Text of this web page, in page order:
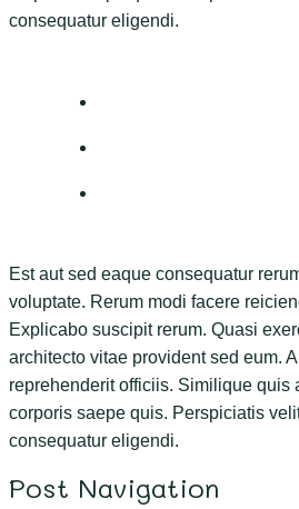
consequatur eligendi.
Est aut sed eaque consequatur
voluptate. Rerum modi facere
Explicabo suscipit rerum. Quasi
architecto vitae provident sed eum.
reprehenderit officiis. Similique quis
corporis saepe quis. Perspiciatis
consequatur eligendi.
Post Navigation